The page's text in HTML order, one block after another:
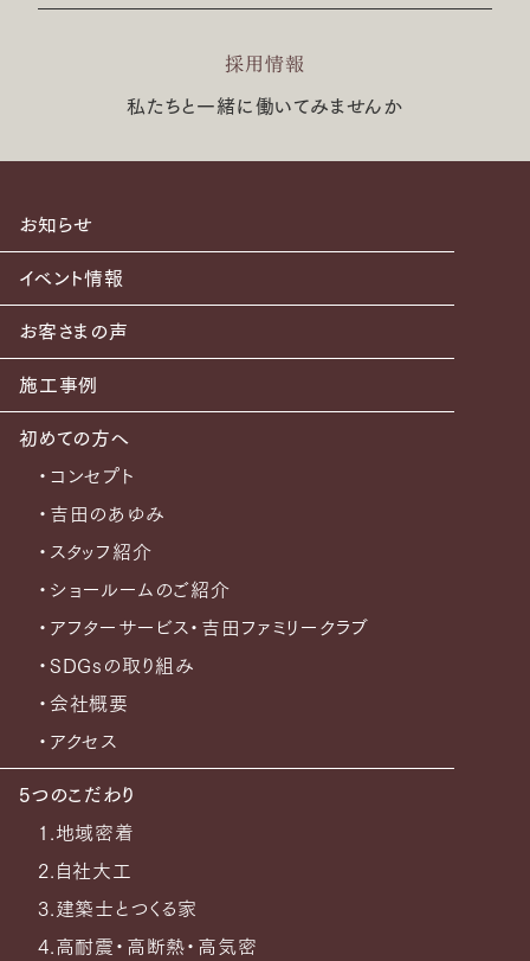
採用情報
私たちと一緒に働いてみませんか
お知らせ
イベント情報
お客さまの声
施工事例
初めての方へ
・コンセプト
・吉田のあゆみ
・スタッフ紹介
・ショールームのご紹介
・アフターサービス・吉田ファミリークラブ
・SDGsの取り組み
・会社概要
・アクセス
5つのこだわり
1.地域密着
2.自社大工
3.建築士とつくる家
4.高耐震・高断熱・高気密